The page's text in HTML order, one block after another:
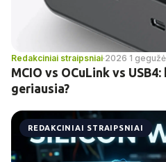
Redakciniai straipsniai·2026 1
MCIO vs OCuLink vs
geriausia?
REDAKCINIAI STRAIPSNIAI